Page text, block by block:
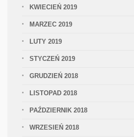
KWIECIEŃ 2019
MARZEC 2019
LUTY 2019
STYCZEŃ 2019
GRUDZIEŃ 2018
LISTOPAD 2018
PAŹDZIERNIK 2018
WRZESIEŃ 2018